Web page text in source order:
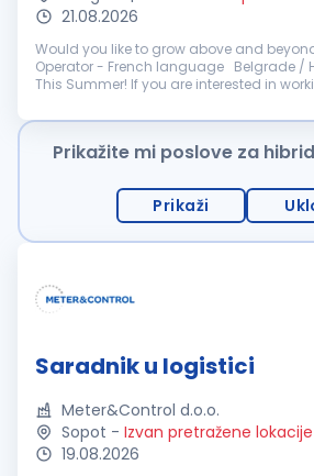
21.08.2026
Would you like to grow above and beyond? Logistics
Operator - French language Belgrade / Hybrid Join Our Team
This Summer! If you are interested in working in a diverse,
Prikažite mi poslove za
Prikaži
Saradnik u logistici
Meter&Control d.o.o.
Sopot - Izvan pretražene lokacije
19.08.2026